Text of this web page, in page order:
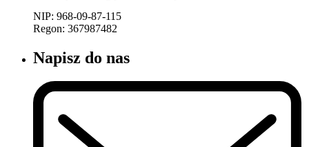
NIP: 968-09-87-115
Regon: 367987482
Napisz do nas